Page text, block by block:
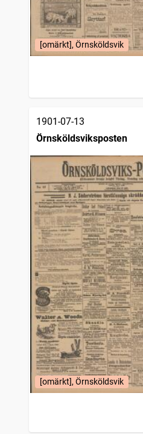
[omärkt], Örnsköldsvik
1901-07-13
Örnsköldsviksposten
[omärkt], Örnsköldsvik